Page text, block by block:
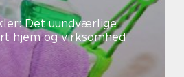
Det uundværlige
hjem og virksomhed